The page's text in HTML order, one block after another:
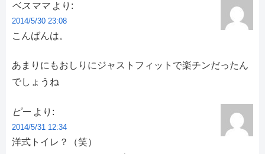
ベスママ より:
2014/5/30 23:08
こんばんは。
あまりにもおしりにジャストフィットで楽チンだったん
でしょうね
ピー より:
2014/5/31 12:34
洋式トイレ？（笑）